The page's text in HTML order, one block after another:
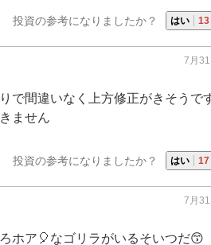
投資の参考になりましたか？ はい 13
7月
で間違いなく上方修正がきそうで
ません
投資の参考になりましたか？ はい 17
7月
ホア🎈なゴリラがいるそいつだ😙